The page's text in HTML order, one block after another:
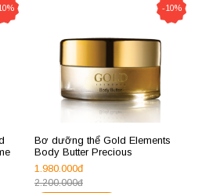
-10%
Bơ dưỡng thể Gold Elements
Body Butter Precious
1.980.000đ
2.200.000đ